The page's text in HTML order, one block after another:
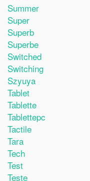
Summer
Super
Superb
Superbe
Switched
Switching
Szyuya
Tablet
Tablette
Tablettepc
Tactile
Tara
Tech
Test
Teste